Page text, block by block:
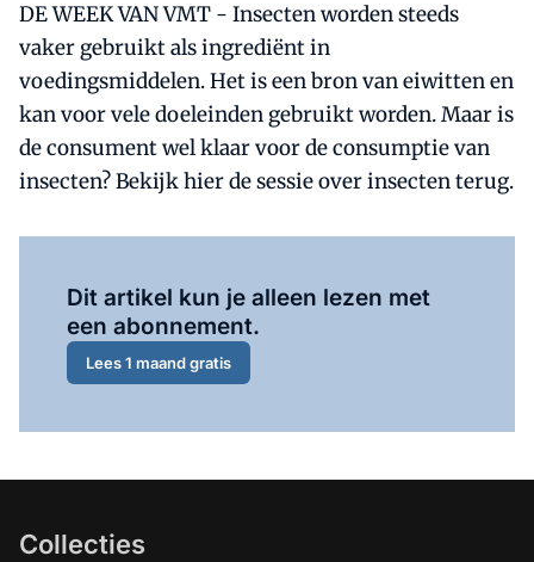
DE WEEK VAN VMT - Insecten worden steeds
vaker gebruikt als ingrediënt in
voedingsmiddelen. Het is een bron van eiwitten en
kan voor vele doeleinden gebruikt worden. Maar is
de consument wel klaar voor de consumptie van
insecten? Bekijk hier de sessie over insecten terug.
Dit artikel kun je alleen lezen met
een abonnement.
Lees 1 maand gratis
Collecties